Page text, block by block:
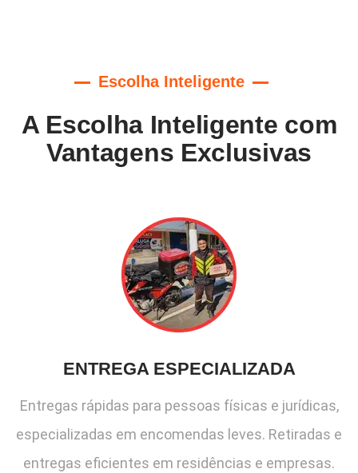
Escolha Inteligente
A Escolha Inteligente com
Vantagens Exclusivas
ENTREGA ESPECIALIZADA
Entregas rápidas para pessoas físicas e jurídicas,
especializadas em encomendas leves. Retiradas e
entregas eficientes em residências e empresas.